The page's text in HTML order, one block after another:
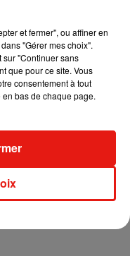
le single le plus
Lens dévoilent leur
attendue
et fermer", ou affiner en
"Gérer mes choix".
sur "Continuer sans
que pour ce site. Vous
consentement à tout
bas de chaque page.